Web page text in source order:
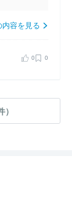
容を見る
0 0
）